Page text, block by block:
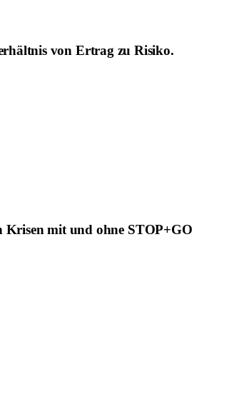
von Ertrag zu Risiko.
Krisen mit und ohne STOP+GO